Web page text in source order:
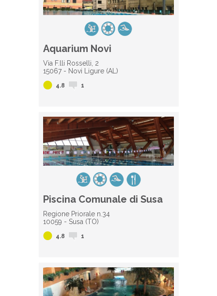
Aquarium Novi
Via F.lli Rosselli, 2
15067 - Novi Ligure (AL)
4.8 1
Piscina Comunale di Susa
Regione Priorale n.34
10059 - Susa (TO)
4.8 1